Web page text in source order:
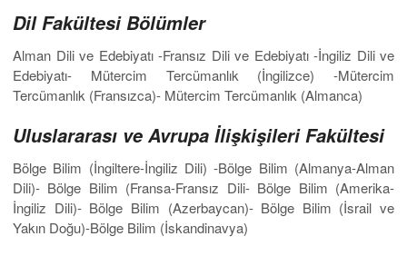
Dil Fakültesi Bölümler
Alman Dili ve Edebiyatı -Fransız Dili ve Edebiyatı -İngiliz Dili ve
Edebiyatı- Mütercim Tercümanlık (İngilizce) -Mütercim
Tercümanlık (Fransızca)- Mütercim Tercümanlık (Almanca)
Uluslararası ve Avrupa İlişkişileri Fakültesi
Bölge Bilim (İngiltere-İngiliz Dili) -Bölge Bilim (Almanya-Alman
Dili)- Bölge Bilim (Fransa-Fransız Dili- Bölge Bilim (Amerika-
İngiliz Dili)- Bölge Bilim (Azerbaycan)- Bölge Bilim (İsrail ve
Yakın Doğu)-Bölge Bilim (İskandinavya)